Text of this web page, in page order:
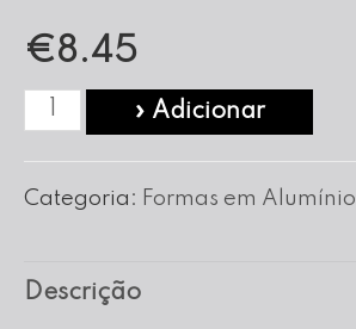
€8.45
Quantidade
Forma
nº
» Adicionar
Categoria: Formas em Alumínio
Descrição